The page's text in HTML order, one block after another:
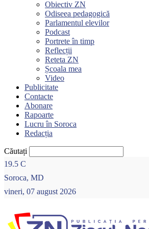
Obiectiv ZN
Odiseea pedagogică
Parlamentul elevilor
Podcast
Portrete în timp
Reflecții
Reteta ZN
Școala mea
Video
Publicitate
Contacte
Abonare
Rapoarte
Lucru în Soroca
Redacția
Căutați
19.5 C
Soroca, MD
vineri, 07 august 2026